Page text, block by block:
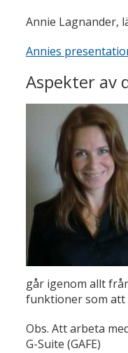
Annie Lagnander,
Annies
Aspekter av
går igenom allt
funktioner som att
Obs. Att arbeta
G-Suite (GAFE)